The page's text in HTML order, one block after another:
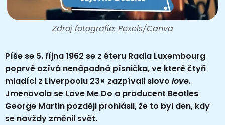
Zdroj fotografie: Pexels/Canva
Píše se 5. října 1962 se z éteru Radia Luxembourg
poprvé ozívá nenápadná písnička, ve které čtyři
mladíci z Liverpoolu 23× zazpívali slovo love.
Jmenovala se Love Me Do a producent Beatles
George Martin později prohlásil, že to byl den, kdy
se navždy změnil svět.